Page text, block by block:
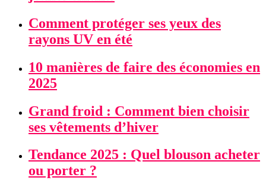
Comment protéger ses yeux des
rayons UV en été
10 manières de faire des économies en
2025
Grand froid : Comment bien choisir
ses vêtements d’hiver
Tendance 2025 : Quel blouson acheter
ou porter ?